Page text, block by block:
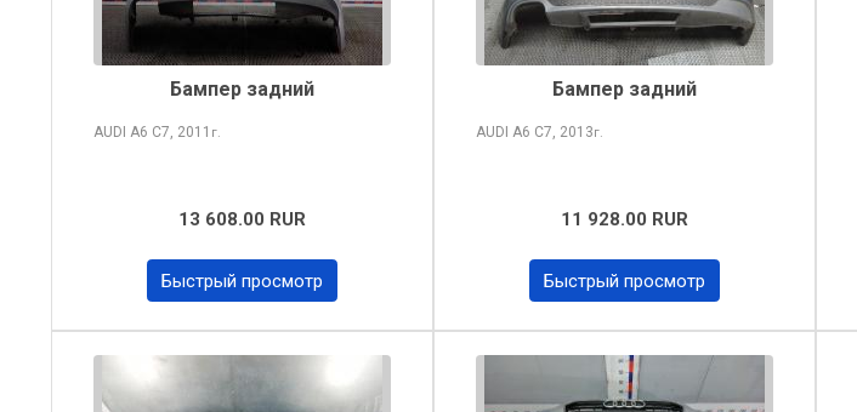
Бампер задний
AUDI A6 C7, 2011 г.
13 608.00 RUR
Быстрый просмотр
Бампер задний
AUDI A6 C7, 2013г.
11 928.00 RUR
Быстрый просмотр